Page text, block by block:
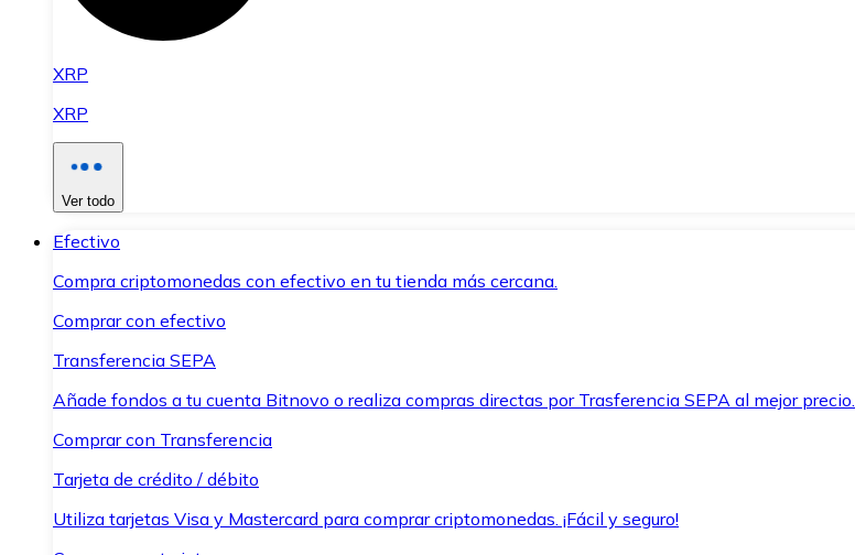
XRP
XRP
Ver todo
Efectivo
Compra criptomonedas con efectivo en tu tienda más cercana.
Comprar con efectivo
Transferencia SEPA
Añade fondos a tu cuenta Bitnovo o realiza compras directas por Trasferencia SEPA al mejor precio.
Comprar con Transferencia
Tarjeta de crédito / débito
Utiliza tarjetas Visa y Mastercard para comprar criptomonedas. ¡Fácil y seguro!